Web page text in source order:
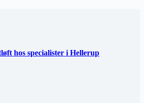
hos specialister i Hellerup